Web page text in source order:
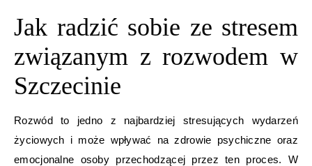
Jak radzić sobie ze stresem
związanym z rozwodem w
Szczecinie
Rozwód to jedno z najbardziej stresujących wydarzeń
życiowych i może wpływać na zdrowie psychiczne oraz
emocjonalne osoby przechodzącej przez ten proces. W